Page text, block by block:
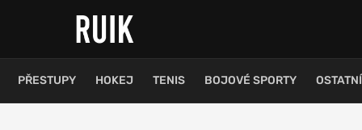
PŘESTUPY HOKEJ TENIS BOJOVÉ SPORTY OSTATNÍ